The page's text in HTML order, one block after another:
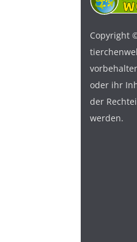
Copyright
oder ihr
der
werden.